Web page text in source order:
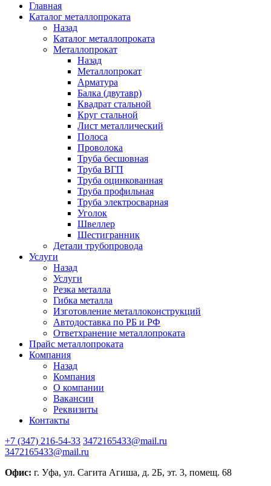
Главная
Каталог металлопроката
Назад
Каталог металлопроката
Металлопрокат
Назад
Металлопрокат
Арматура
Балка (двутавр)
Квадрат стальной
Круг стальной
Лист металлический
Полоса
Проволока
Труба бесшовная
Труба ВГП
Труба оцинкованная
Труба профильная
Труба электросварная
Уголок
Швеллер
Шестигранник
Детали трубопровода
Услуги
Назад
Услуги
Резка металла
Гибка металла
Изготовление металлоконструкций
Автодоставка по РБ и РФ
Ответхранение металлопроката
Прайс металлопроката
Компания
Назад
Компания
О компании
Вакансии
Реквизиты
Контакты
+7 (347) 216-54-33 3472165433@mail.ru
3472165433@mail.ru
Офис: г. Уфа, ул. Сагита Агиша, д. 2Б, эт. 3, помещ. 68